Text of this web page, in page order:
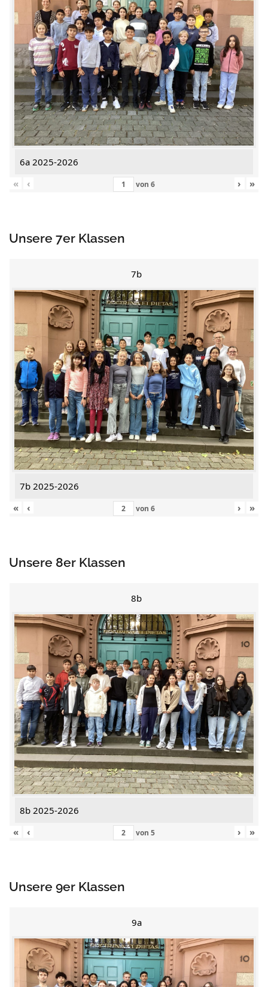
6a 2025-2026
«
‹ von 6 › »
Unsere 7er Klassen
7b
7b 2025-2026
«
‹ von 6 › »
Unsere 8er Klassen
8b
8b 2025-2026
«
‹ von 5 › »
Unsere 9er Klassen
9a